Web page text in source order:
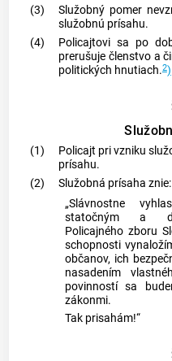
(3)
Služobný pomer
služobnú prísahu.
(4)
Policajtovi sa po
prerušuje členstvo a
politických hnutiach.2)
(1)
Policajt pri vzniku
prísahu.
(2)
Služobná prísaha znie:
„Slávnostne
statočným a
Policajného zboru
schopnosti
občanov, ich
nasadením
povinností sa
zákonmi.
Tak prisahám!“